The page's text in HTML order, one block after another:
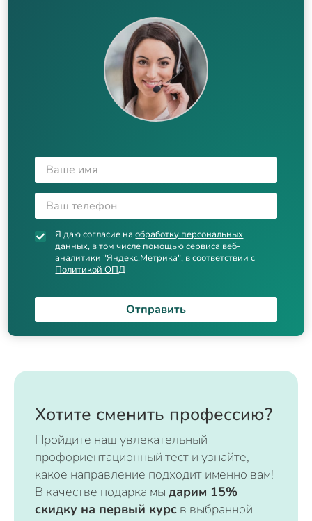
Я даю согласие наобработку персональных
данных, в том числе помощью сервиса веб-
аналитики "Яндекс.Метрика", в соответствии с
Политикой ОПД
Отправить
Хотите сменить профессию?
Пройдите наш увлекательный
профориентационный тест и узнайте,
какое направление подходит именно вам!
В качестве подарка мы дарим 15%
скидку на первый курс в выбранной